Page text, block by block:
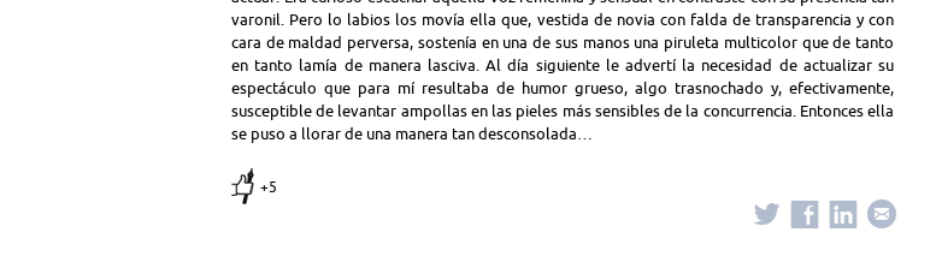
varonil. Pero lo labios los movía ella que, vestida de novia con falda de transparencia y con
cara de maldad perversa, sostenía en una de sus manos una piruleta multicolor que de tanto
en tanto lamía de manera lasciva. Al día siguiente le advertí la necesidad de actualizar su
espectáculo que para mí resultaba de humor grueso, algo trasnochado y, efectivamente,
susceptible de levantar ampollas en las pieles más sensibles de la concurrencia. Entonces ella
se puso a llorar de una manera tan desconsolada…
+5